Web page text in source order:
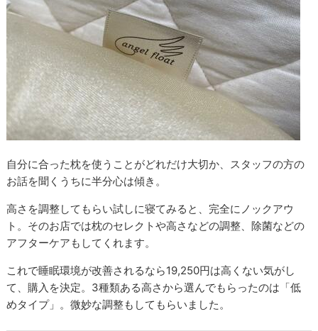
自分に合った枕を使うことがどれだけ大切か、スタッフの方の
お話を聞くうちに半分心は傾き。
高さを調整してもらい試しに寝てみると、完全にノックアウ
ト。そのお店では枕のセレクトや高さなどの調整、除菌などの
アフターケアもしてくれます。
これで睡眠環境が改善されるなら19,250円は高くない気がし
て、購入を決定。3種類ある高さから選んでもらったのは「低
めタイプ」。微妙な調整もしてもらいました。